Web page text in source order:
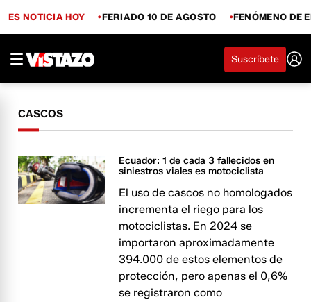
ES NOTICIA HOY FERIADO 10 DE AGOSTO FENÓMENO DE
Suscríbete
CASCOS
Ecuador: 1 de cada 3 fallecidos en
siniestros viales es motociclista
El uso de cascos no homologados
incrementa el riego para los
motociclistas. En 2024 se
importaron aproximadamente
394.000 de estos elementos de
protección, pero apenas el 0,6%
se registraron como